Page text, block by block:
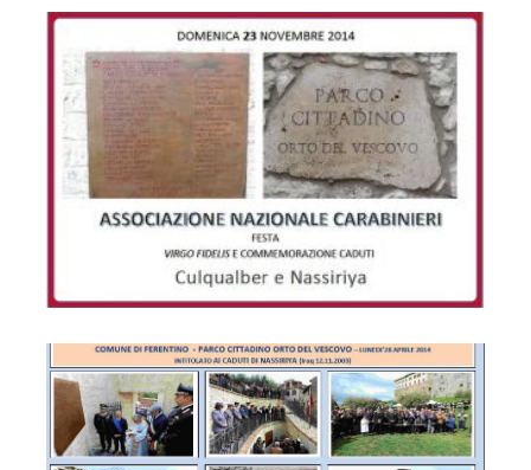
Parco Cittadino "Orto del Vescovo" "Caduti di Nassirya"
Parco Cittadino "Orto del Vescovo" "Caduti di Nassirya"